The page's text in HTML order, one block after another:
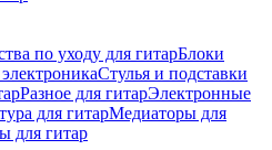
по уходу для гитарБлоки
Стулья и подставки
Разное для гитарЭлектронные
для гитарМедиаторы для
для гитар